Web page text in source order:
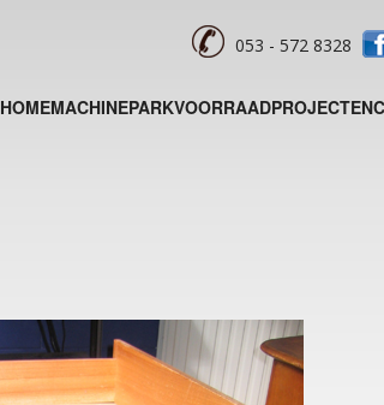
053 - 572 8328
HOMEMACHINEPARKVOORRAADPROJECTEN